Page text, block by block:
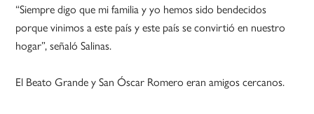
“Siempre digo que mi familia y yo hemos sido bendecidos
porque vinimos a este país y este país se convirtió en nuestro
hogar”, señaló Salinas.
El Beato Grande y San Óscar Romero eran amigos cercanos.